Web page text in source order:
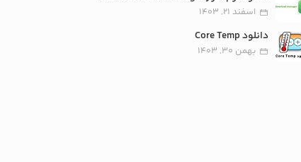
اسفند 21, 1403
دانلود Core Temp
بهمن 30, 1403